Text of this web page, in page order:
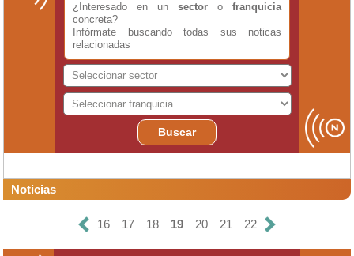
¿Interesado en un sector o franquicia
concreta?
Infórmate buscando todas sus noticas
relacionadas
Buscar
Noticias
16 17 18 19 20 21 22